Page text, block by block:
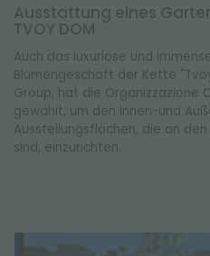
Ausstattung eines
TVOY DOM
Auch das luxuriöse und
Blumengeschäft der Kette
Group, hat die Organizzazione
gewählt, um den Innen-und
Ausstellungsflächen, die an
sind, einzurichten.